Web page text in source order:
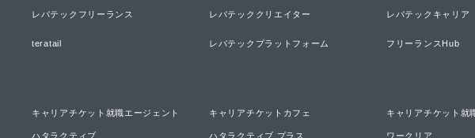
レバテックフリーランス レバテッククリエイター レバテックキャリア
teratail レバテックプラットフォーム フリーランスHub
キャリアチケット就職エージェント キャリアチケットカフェ キャリアチケット就
ハタラクティブ ハタラクティブ プラス ワークリア